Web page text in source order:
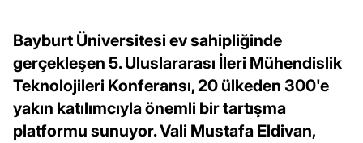
Bayburt Üniversitesi ev sahipliğinde
gerçekleşen 5. Uluslararası İleri Mühendislik
Teknolojileri Konferansı, 20 ülkeden 300'e
yakın katılımcıyla önemli bir tartışma
platformu sunuyor. Vali Mustafa Eldivan,